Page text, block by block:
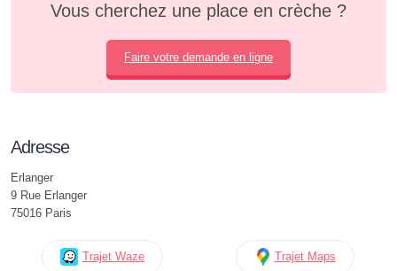
Vous cherchez une place en crèche ?
Faire votre demande en ligne
Adresse
Erlanger
9 Rue Erlanger
75016 Paris
Trajet Waze Trajet Maps